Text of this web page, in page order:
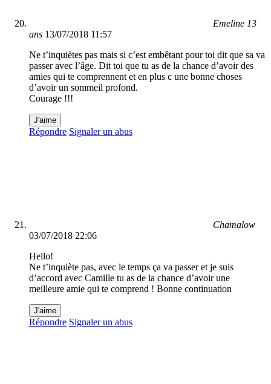
Emeline 13
ans 13/07/2018 11:57
Ne t’inquiètes pas mais si c’est embêtant pour toi dit que sa va
passer avec l’âge. Dit toi que tu as de la chance d’avoir des
amies qui te comprennent et en plus c une bonne choses
d’avoir un sommeil profond.
Courage !!!
J'aime
Répondre Signaler un abus
Chamalow
03/07/2018 22:06
Hello!
Ne t’inquiète pas, avec le temps ça va passer et je suis
d’accord avec Camille tu as de la chance d’avoir une
meilleure amie qui te comprend ! Bonne continuation
J'aime
Répondre Signaler un abus